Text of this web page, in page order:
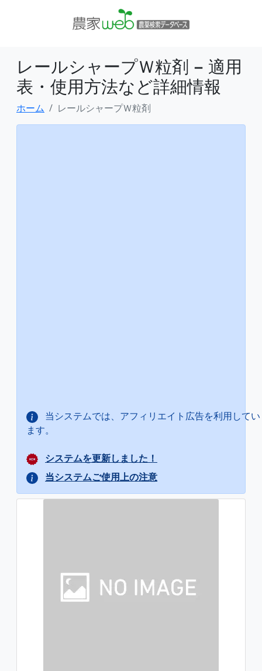
レールシャープＷ粒剤 − 適用
表・使用方法など詳細情報
ホーム レールシャープＷ粒剤
当システムでは、アフィリエイト広告を利用してい
ます。
システムを更新しました！
当システムご使用上の注意